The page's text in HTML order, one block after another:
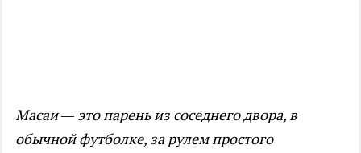
Масаи — это парень из соседнего двора, в
обычной футболке, за рулем простого